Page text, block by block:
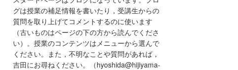
グは授業の補足情報を書いたり，受講生からの
質問を取り上げてコメントするのに使います
（古いものはページの下の方から読んでくださ
い）。授業のコンテンツはメニューから選んで
ください。また，不明なことや質問があれば，
吉田にお尋ねください。（hyoshida@hijiyama-